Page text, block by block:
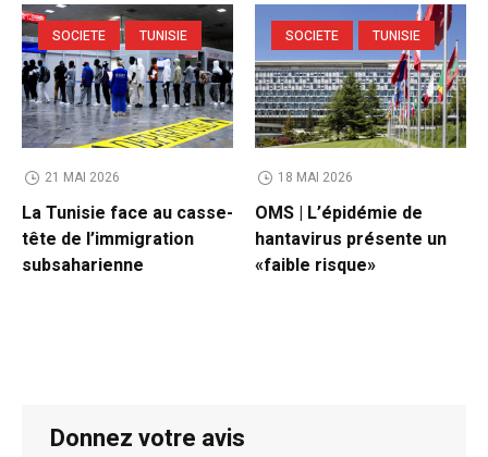
SOCIETE TUNISIE
21 MAI 2026
La Tunisie face au casse-
tête de l’immigration
subsaharienne
SOCIETE TUNISIE
18 MAI 2026
OMS | L’épidémie de
hantavirus présente un
«faible risque»
Donnez votre avis